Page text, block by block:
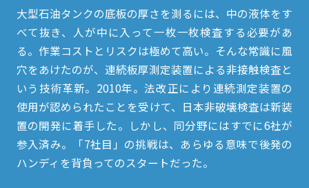
大型石油タンクの底板の厚さを測るには、中の液体をす
べて抜き、人が中に入って一枚一枚検査する必要があ
る。作業コストとリスクは極めて高い。そんな常識に風
穴をあけたのが、連続板厚測定装置による非接触検査と
いう技術革新。2010年。法改正により連続測定装置の
使用が認められたことを受けて、日本非破壊検査は新装
置の開発に着手した。しかし、同分野にはすでに6社が
参入済み。「7社目」の挑戦は、あらゆる意味で後発の
ハンディを背負ってのスタートだった。